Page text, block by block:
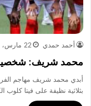
أحمد حمدي 22 مارس، 2025
محمد شريف: شخصية
أبدي محمد شريف مهاجم
بثلاثية نظيفة على فيتا كلوب